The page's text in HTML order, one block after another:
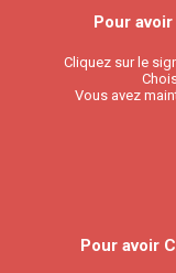
Pour
Cliquez sur le
Vous avez
Pour avoir